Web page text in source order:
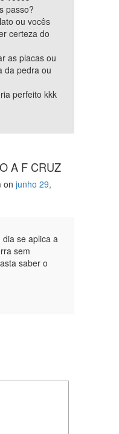
passo?
ou vocês
certeza do
as placas ou
da pedra ou
perfeito kkk
A F CRUZ
on junho 29,
se aplica a
sem
saber o